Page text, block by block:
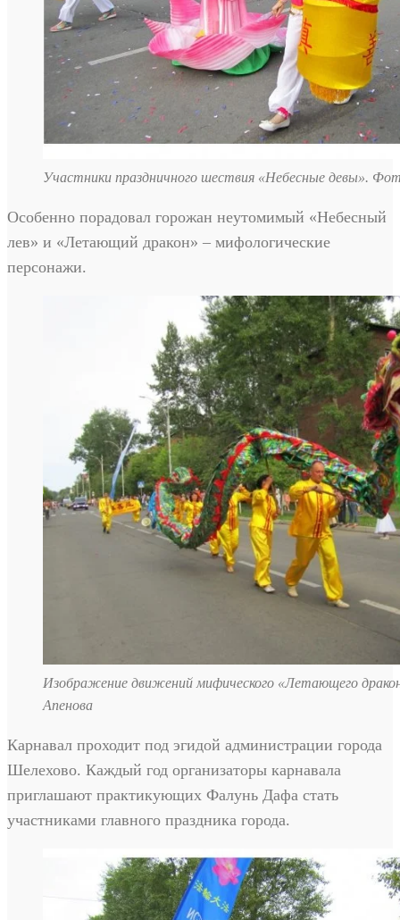
Участники праздничного шествия «Небесные девы».
Особенно порадовал горожан неутомимый «Небесный
лев» и «Летающий дракон» – мифологические
персонажи.
Изображение движений мифического «Летающего
Апенова
Карнавал проходит под эгидой администрации города
Шелехово. Каждый год организаторы карнавала
приглашают практикующих Фалунь Дафа стать
участниками главного праздника города.